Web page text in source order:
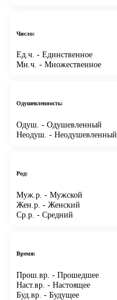
Число:
Ед.ч. - Единственное
Мн.ч. - Множественное
Одушевленность:
Одуш. - Одушевленный
Неодуш. - Неодушевленный
Род:
Муж.р. - Мужской
Жен.р. - Женский
Ср.р. - Средний
Время:
Прош.вр. - Прошедшее
Наст.вр. - Настоящее
Буд.вр. - Будущее